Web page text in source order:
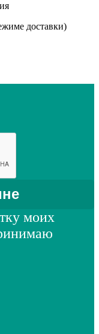
доставки)
моих